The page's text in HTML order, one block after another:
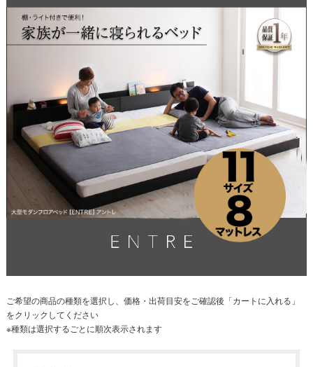
ご希望の商品の種類を選択し、価格・出荷目安をご確認後「カートに入れる」
をクリックしてください
※種類は選択するごとに順次表示されます